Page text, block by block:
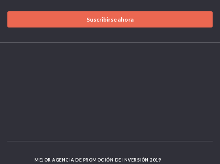
Suscribirse ahora
MEJOR AGENCIA DE PROMOCIÓN DE INVERSIÓN 2019